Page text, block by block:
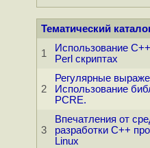
Тематический
1
Использование
Perl скриптах
2
Регулярные
Использование
PCRE.
3
Впечатления от
разработки C++
Linux